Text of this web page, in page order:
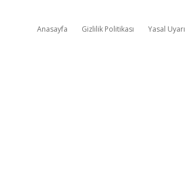
Anasayfa Gizlilik Politikası Yasal Uyarı